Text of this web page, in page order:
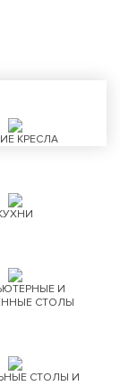
КРЕСЛА
И
СТОЛЫ
СТОЛЫ И